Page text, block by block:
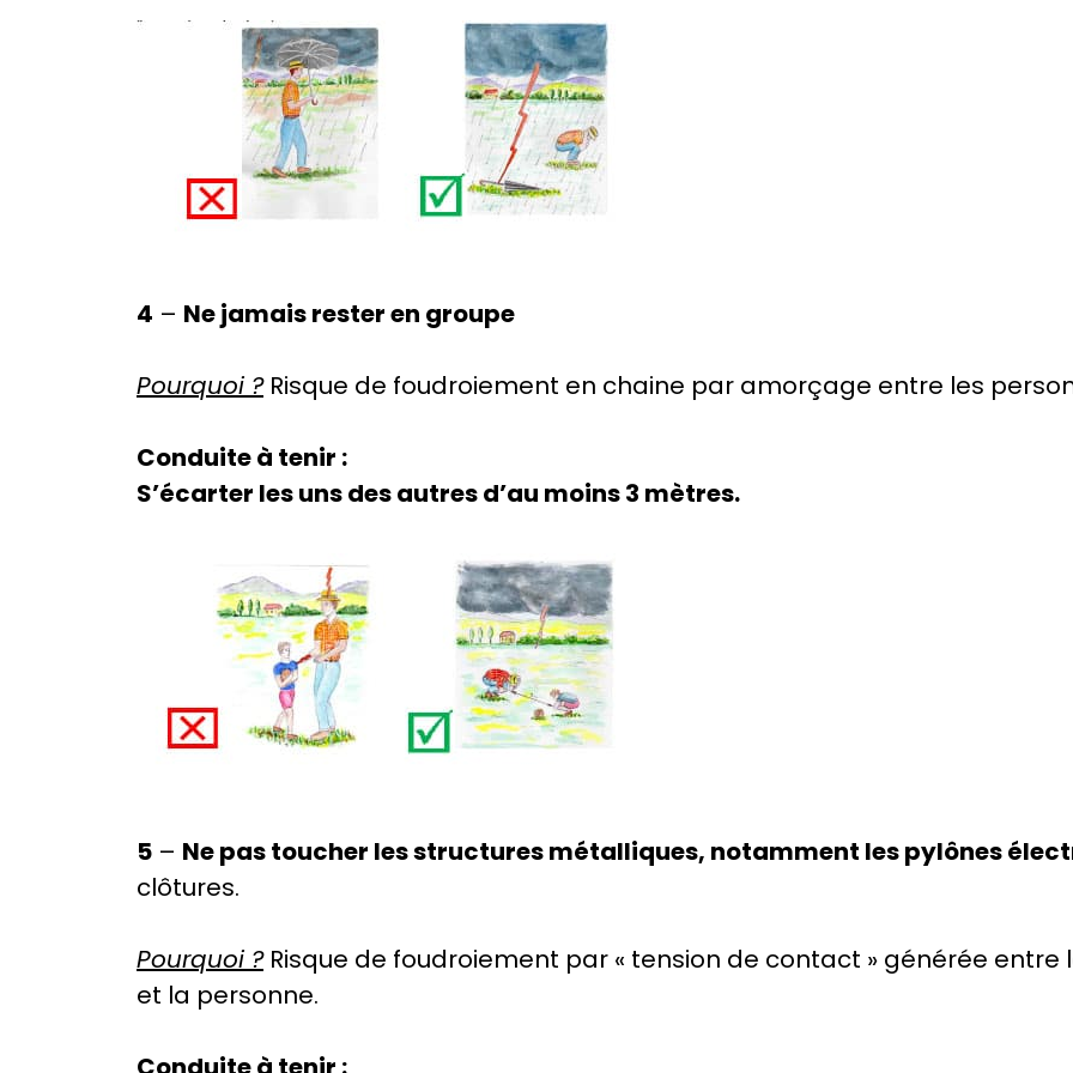
4 – Ne jamais rester en groupe
Pourquoi ?Risque de foudroiement en chaine par amorçage entre les
Conduite à tenir :
S’écarter les uns des autres d’au moins 3 mètres.
5 – Ne pas toucher les structures métalliques, notamment les pylônes
clôtures.
Pourquoi ?Risque de foudroiement par « tension de contact » générée
et la personne.